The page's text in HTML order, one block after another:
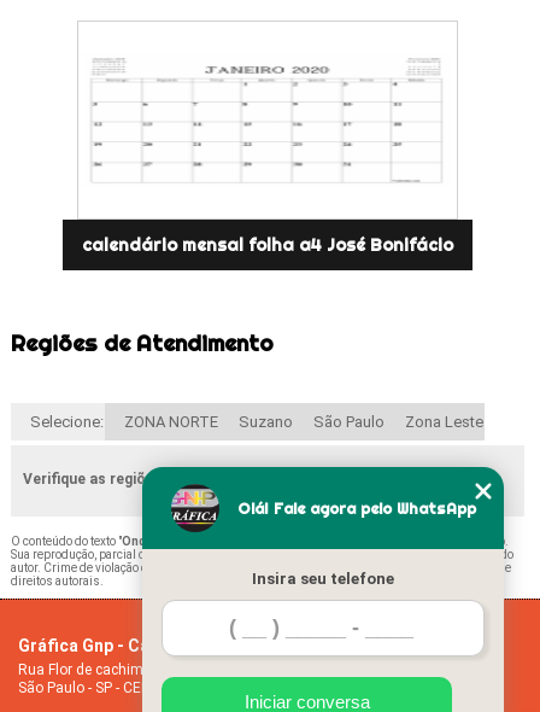
calendário mensal folha a4 José Bonifácio
Regiões de Atendimento
Selecione: ZONA NORTE Suzano São Paulo Zona Leste
Verifique as regiões que atendemos
O conteúdo do texto "Onde Comprar Folha de Calendário Santana
" é de direito reservado.
Sua reprodução, parcial ou total, mesmo citando nossos links, é proibida sem a autorização do
autor. Crime de violação de direito autoral – artigo 184 do Código Penal –
Lei 9610/98 - Lei de
direitos autorais
Gráfica Gnp - Cartão de visita
Rua Flor de cachimbo, 274 - Jardim Santana
São Paulo - SP - CEP: 08050-040
Missão
Olá! Fale agora pelo WhatsApp
Insira seu telefone
Iniciar conversa